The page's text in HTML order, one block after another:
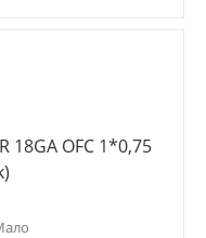
18GA OFC 1*0,75